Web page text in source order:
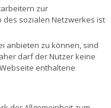
zur
sozialen Netzwerkes ist
anbieten zu können, sind
darf der Nutzer keine
enthaltene